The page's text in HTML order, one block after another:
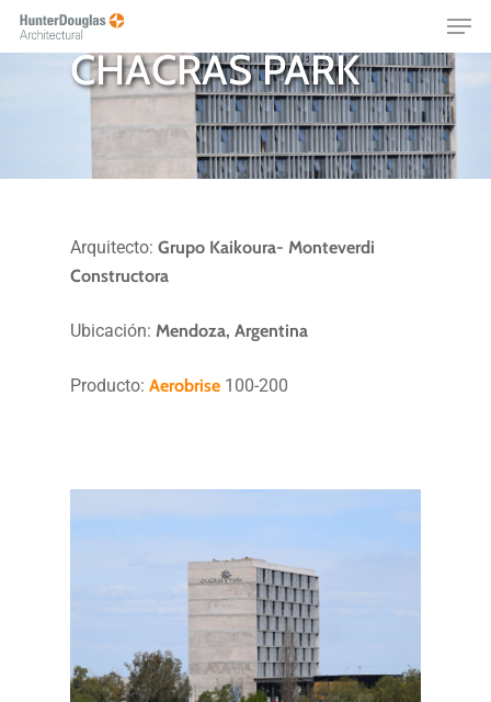
Skip
EMPRESA
CHACRAS PARK
Arquitecto:Grupo Kaikoura- Monteverdi
Constructora
Ubicación:Mendoza, Argentina
Producto:Aerobrise 100-200